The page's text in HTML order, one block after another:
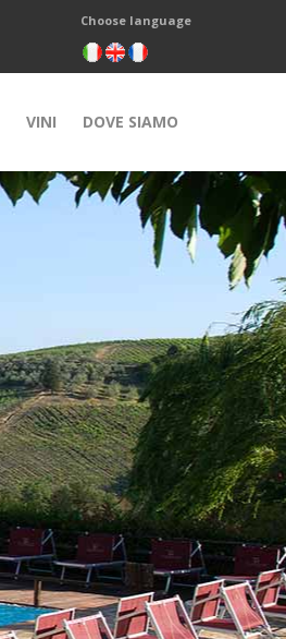
Choose language
VINI DOVE SIAMO